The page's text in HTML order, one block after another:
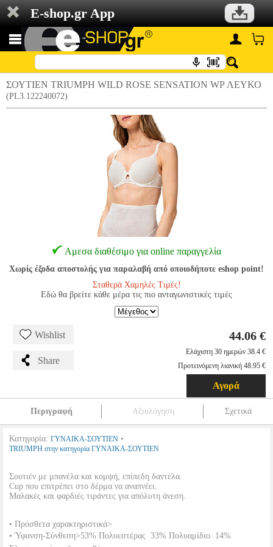
E-shop.gr App
ΣΟΥΤΙΕΝ TRIUMPH WILD ROSE SENSATION WP ΛΕΥΚΟ
(PL3.122240072)
Αμεσα διαθέσιμο για online παραγγελία
Χωρίς έξοδα αποστολής για παραλαβή από οποιοδήποτε eshop point!
Σταθερά Χαμηλές Τιμές!
Εδώ θα βρείτε κάθε μέρα τις πιο ανταγωνιστικές τιμές
Wishlist
Share
44.06 €
Ελάχιστη 30 ημερών 38.4 €
Προτεινόμενη λιανική 48.95 €
Αγορά
Περιγραφή Αξιολόγηση Σχετικά
Κατηγορία: ΓΥΝΑΙΚΑ-ΣΟΥΤΙΕΝ •
TRIUMPH στην κατηγορία ΓΥΝΑΙΚΑ-ΣΟΥΤΙΕΝ
Σουτιέν με μπανέλα και κομψή, επίπεδη δαντέλα.
Cup που επιτρέπει στο δέρμα να αναπνέει.
Μαλακές και φαρδιές τιράντες για απόλυτη άνεση.
• Πρόσθετα χαρακτηριστικά>
• Ύφανση-Σύνθεση>53% Πολυεστέρας  33% Πολυαμίδιο  14%